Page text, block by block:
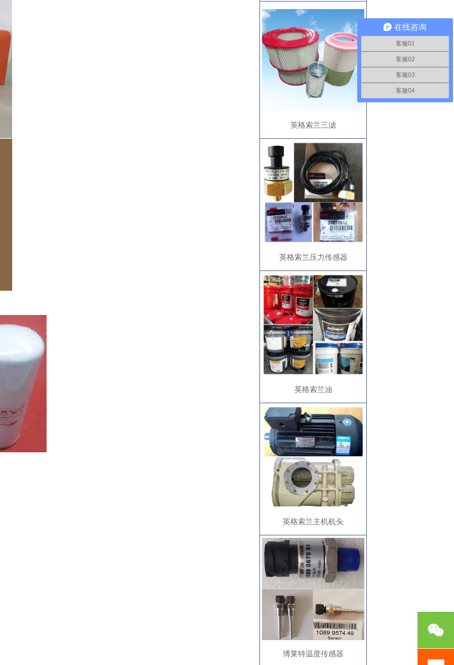
英格索兰三滤
英格索兰压力传感器
英格索兰油
英格索兰主机机头
博莱特温度传感器
在线咨询
客服01
客服02
客服03
客服04